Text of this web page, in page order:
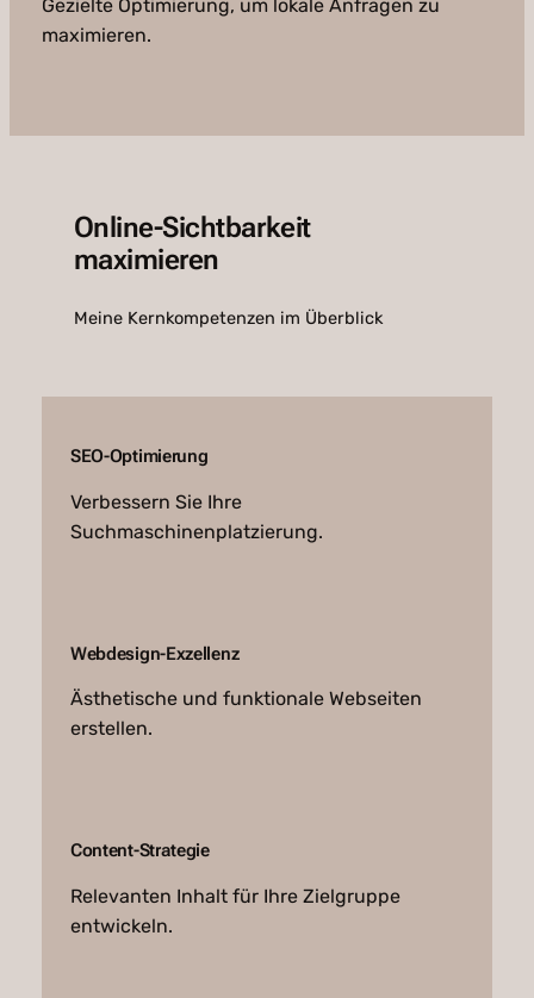
Gezielte Optimierung, um lokale Anfragen zu
maximieren.
Online-Sichtbarkeit
maximieren
Meine Kernkompetenzen im Überblick
SEO-Optimierung
Verbessern Sie Ihre
Suchmaschinenplatzierung.
Webdesign-Exzellenz
Ästhetische und funktionale Webseiten
erstellen.
Content-Strategie
Relevanten Inhalt für Ihre Zielgruppe
entwickeln.